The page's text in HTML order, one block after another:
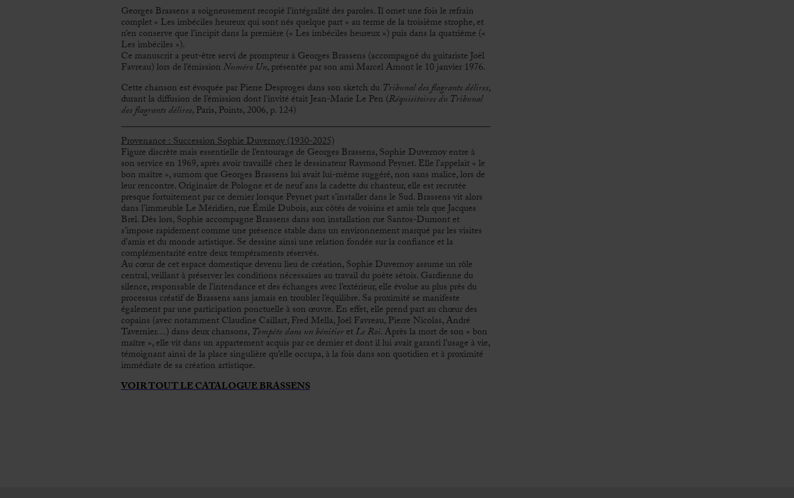
Georges Brassens a soigneusement recopié l’intégralité des paroles. Il omet une fois le refrain
complet « Les imbéciles heureux qui sont nés quelque part » au terme de la troisième strophe, et
n’en conserve que l’incipit dans la première (« Les imbéciles heureux ») puis dans la quatrième («
Les imbéciles »).
Ce manuscrit a peut-être servi de prompteur à Georges Brassens (accompagné du guitariste Joël
Favreau) lors de l’émissionNuméro Un, présentée par son ami Marcel Amont le 10 janvier 1976.
Cette chanson est évoquée par Pierre Desproges dans son sketch du Tribunal des flagrants délires,
durant la diffusion de l’émission dont l’invité était Jean-Marie Le Pen (Réquisitoires du Tribunal
des flagrants délires, Paris, Points, 2006, p. 124)
Provenance : Succession Sophie Duvernoy (1930-2025)
Figure discrète mais essentielle de l’entourage de Georges Brassens, Sophie Duvernoy entre à
son service en 1969, après avoir travaillé chez le dessinateurRaymond Peynet. Elle l’appelait « le
bon maître », surnom que Georges Brassenslui avait lui-même suggéré, non sans malice, lors de
leur rencontre. Originaire de Pologne et de neuf ans la cadette du chanteur, elle est recrutée
presque fortuitement par ce dernier lorsque Peynet part s’installer dans le Sud. Brassens vit alors
dans l’immeuble Le Méridien, rue Émile Dubois, aux côtés de voisins et amis tels queJacques
Brel. Dès lors, Sophie accompagne Brassens dans son installation rue Santos-Dumont et
s’impose rapidement comme une présence stable dans un environnement marqué par les visites
d’amis et du monde artistique. Se dessine ainsi une relation fondée sur la confiance et la
complémentarité entre deux tempéraments réservés.
Au cœur de cet espace domestique devenu lieu de création, Sophie Duvernoy assume un rôle
central, veillant à préserver les conditions nécessaires au travail du poète sétois. Gardienne du
silence, responsable de l’intendance et des échanges avec l’extérieur, elle évolue au plus près du
processus créatif de Brassens sans jamais en troubler l’équilibre. Sa proximité se manifeste
également par une participation ponctuelle à son œuvre. En effet, elle prend part au chœur des
copains (avec notamment Claudine Caillart, Fred Mella, Joël Favreau, Pierre Nicolas, André
Tavernier…) dans deux chansons, Tempête dans un bénitieretLe Roi. Après la mort de son « bon
maître », elle vit dans un appartement acquis par ce dernier et dont il lui avait garanti l’usage à vie,
témoignant ainsi de la place singulière qu’elle occupa, à la fois dans son quotidien et à proximité
immédiate de sa création artistique.
VOIR TOUT LE CATALOGUE BRASSENS